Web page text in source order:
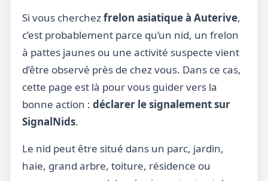
Si vous cherchezfrelon asiatique à Auterive,
c’est probablement parce qu’un nid, un frelon
à pattes jaunes ou une activité suspecte vient
d’être observé près de chez vous. Dans ce cas,
cette page est là pour vous guider vers la
bonne action : déclarer le signalement sur
SignalNids.
Le nid peut être situé dans un parc, jardin,
haie, grand arbre, toiture, résidence ou